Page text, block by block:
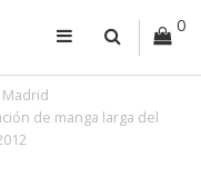
0
Madrid
de manga larga del